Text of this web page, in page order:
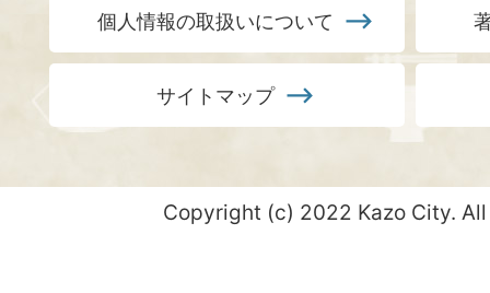
個人情報の取扱いについて
サイトマップ
Copyright (c) 2022 Kazo City.